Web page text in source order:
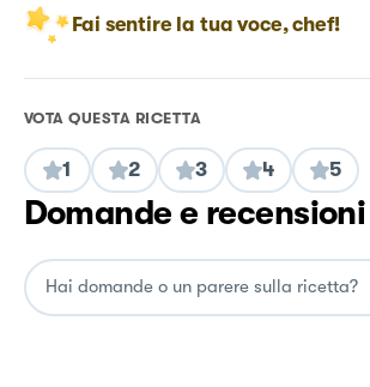
Fai sentire la tua voce, chef!
VOTA QUESTA RICETTA
1 2 3 4 5
Domande e recensioni